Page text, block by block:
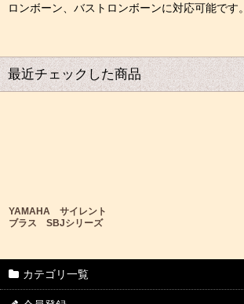
ロンボーン、バストロンボーンに対応可能です。
最近チェックした商品
YAMAHA サイレント
ブラス SBJシリーズ
カテゴリ一覧